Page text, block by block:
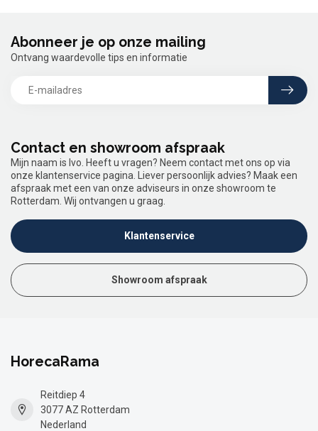
Contact en showroom afspraak
Mijn naam is Ivo. Heeft u vragen? Neem contact met ons op via
onze klantenservice pagina. Liever persoonlijk advies? Maak een
afspraak met een van onze adviseurs in onze showroom te
Rotterdam. Wij ontvangen u graag.
Klantenservice
Showroom afspraak
Abonneer je op onze mailing
Ontvang waardevolle tips en informatie
HorecaRama
Reitdiep 4
3077 AZ Rotterdam
Nederland